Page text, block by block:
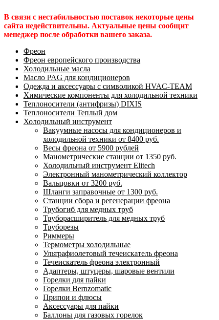
В связи с нестабильностью поставок некоторые цены
сайта недействительны. Актуальные цены сообщит
менеджер после обработки вашего заказа.
Фреон
Фреон европейского производства
Холодильные масла
Масло PAG для кондиционеров
Одежда и аксессуары с символикой HVAC-TEAM
Химические компоненты для холодильной техники
Теплоносители (антифризы) DIXIS
Теплоносители Теплый дом
Холодильный инструмент
Вакуумные насосы для кондиционеров и
холодильной техники от 8400 руб.
Весы фреона от 5900 рублей
Манометрические станции от 1350 руб.
Холодильный инструмент Elitech
Электронный манометрический коллектор
Вальцовки от 3200 руб.
Шланги заправочные от 1300 руб.
Станции сбора и регенерации фреона
Трубогиб для медных труб
Труборасширитель для медных труб
Труборезы
Риммеры
Термометры холодильные
Ультрафиолетовый течеискатель фреона
Течеискатель фреона электронный
Адаптеры, штуцеры, шаровые вентили
Горелки для пайки
Горелки Bernzomatic
Припои и флюсы
Аксессуары для пайки
Баллоны для газовых горелок